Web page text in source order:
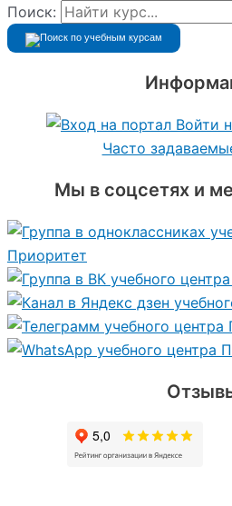
Поиск:
Войти
Часто
Мы в соцсетях и